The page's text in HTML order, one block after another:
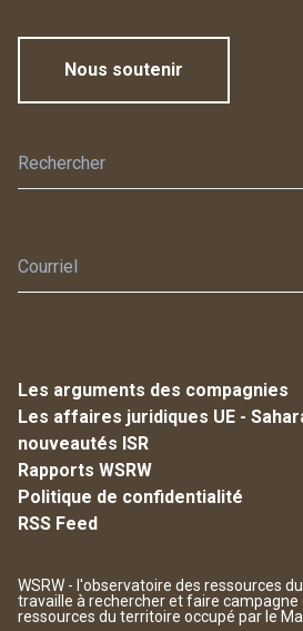
Nous soutenir
Les arguments des compagnies
Les affaires juridiques UE -
nouveautés ISR
Rapports WSRW
Politique de confidentialité
RSS Feed
WSRW - l'observatoire des ressources
travaille à rechercher et faire campagne
ressources du territoire occupé par le